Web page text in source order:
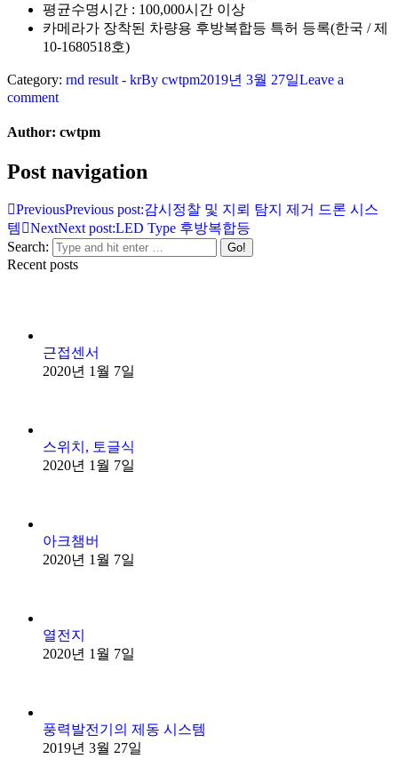
평균수명시간 : 100,000시간 이상
카메라가 장착된 차량용 후방복합등 특허 등록(한국 / 제
10-1680518호)
Category: rnd result - krBy cwtpm2019년 3월 27일Leave a
comment
Author: cwtpm
Post navigation
PreviousPrevious post:감시정찰 및 지뢰 탐지 제거 드론 시스
템
NextNext post:LED Type 후방복합등
Search:
Recent posts
근접센서
2020년 1월 7일
스위치, 토글식
2020년 1월 7일
아크챔버
2020년 1월 7일
열전지
2020년 1월 7일
풍력발전기의 제동 시스템
2019년 3월 27일